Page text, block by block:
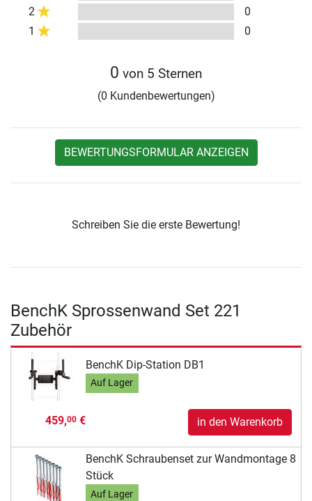
2
0
1
0
0 von 5 Sternen
(0 Kundenbewertungen)
BEWERTUNGSFORMULAR ANZEIGEN
Schreiben Sie die erste Bewertung!
BenchK Sprossenwand Set 221
Zubehör
BenchK Dip-Station DB1
Auf Lager
459,00€ in den Warenkorb
BenchK Schraubenset zur Wandmontage 8
Stück
Auf Lager